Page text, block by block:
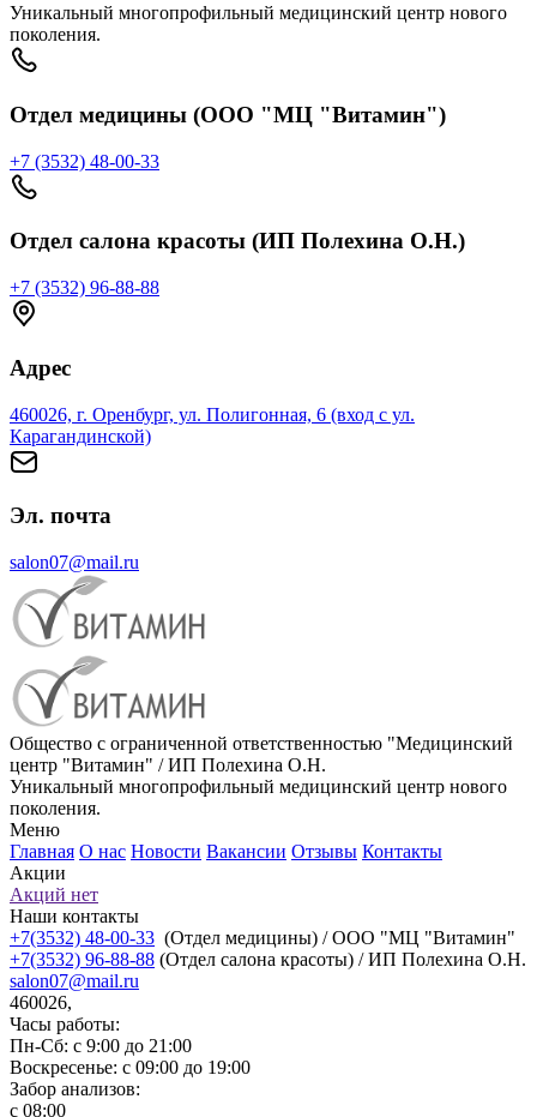
Уникальный многопрофильный медицинский центр нового
поколения.
Отдел медицины (ООО "МЦ "Витамин")
+7 (3532) 48-00-33
Отдел салона красоты (ИП Полехина О.Н.)
+7 (3532) 96-88-88
Адрес
460026, г. Оренбург, ул. Полигонная, 6 (вход с ул.
Карагандинской)
Эл. почта
salon07@mail.ru
Общество с ограниченной ответственностью "Медицинский
центр "Витамин" / ИП Полехина О.Н.
Уникальный многопрофильный медицинский центр нового
поколения.
Меню
Главная О нас Новости Вакансии Отзывы Контакты
Акции
Акций нет
Наши контакты
+7(3532) 48-00-33 (Отдел медицины) / ООО "МЦ "Витамин"
+7(3532) 96-88-88 (Отдел салона красоты) / ИП Полехина О.Н.
salon07@mail.ru
460026,
Часы работы:
Пн-Сб: с 9:00 до 21:00
Воскресенье: с 09:00 до 19:00
Забор анализов:
с 08:00